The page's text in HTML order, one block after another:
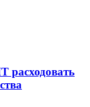
расходовать